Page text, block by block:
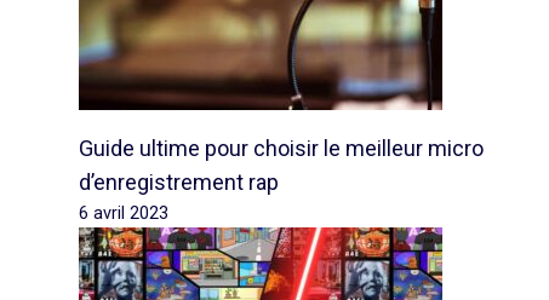
Guide ultime pour choisir le meilleur micro
d’enregistrement rap
6 avril 2023